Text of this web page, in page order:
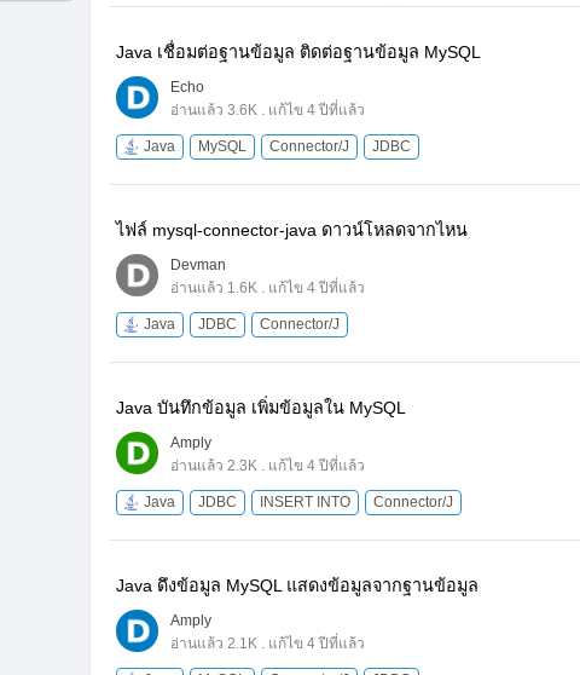
Java เชื่อมต่อฐานข้อมูล ติดต่อฐานข้อมูล MySQL
Echo
อ่านแล้ว 3.6K . แก้ไข 4 ปีที่แล้ว
Java MySQL Connector/J JDBC
ไฟล์ mysql-connector-java ดาวน์โหลดจากไหน
Devman
อ่านแล้ว 1.6K . แก้ไข 4 ปีที่แล้ว
Java JDBC Connector/J
Java บันทึกข้อมูล เพิ่มข้อมูลใน MySQL
Amply
อ่านแล้ว 2.3K . แก้ไข 4 ปีที่แล้ว
Java JDBC INSERT INTO Connector/J
Java ดึงข้อมูล MySQL แสดงข้อมูลจากฐานข้อมูล
Amply
อ่านแล้ว 2.1K . แก้ไข 4 ปีที่แล้ว